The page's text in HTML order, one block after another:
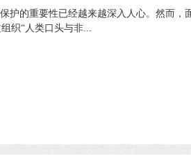
的重要性已经越来越深入人心。然而，
织“人类口头与非...